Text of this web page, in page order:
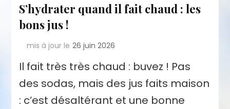
S’hydrater quand il fait chaud : les
bons jus !
mis à jour le 26 juin 2026
Il fait très très chaud : buvez ! Pas
des sodas, mais des jus faits maison
: c’est désaltérant et une bonne